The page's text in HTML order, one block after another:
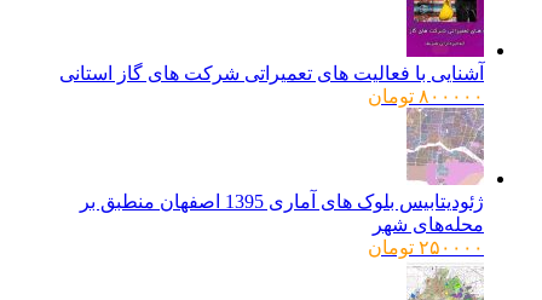
آشنایی با فعالیت های تعمیراتی شرکت های گاز استانی
۸۰۰۰۰۰ تومان
ژئودیتابیس بلوک های آماری 1395 اصفهان منطبق بر
محله‌های شهر
۲۵۰۰۰۰ تومان